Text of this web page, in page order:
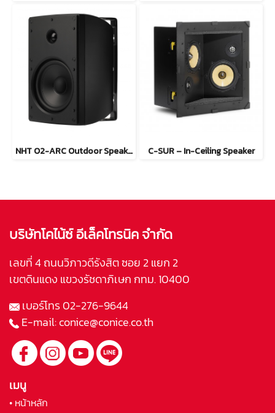
NHT O2-ARC Outdoor Speaker /คู่ C-SUR – In-Ceiling Speaker
บริษัทโคไน้ซ์ อีเล็คโทรนิค จำกัด
เลขที่ 4 ถนนวิภาวดีรังสิต ซอย 2 แยก 2
เขตดินแดง แขวงรัชดาภิเษก กทม. 10400
เบอร์โทร02-276-9644
E-mail:conice@conice.co.th
เมนู
• หน้าหลัก